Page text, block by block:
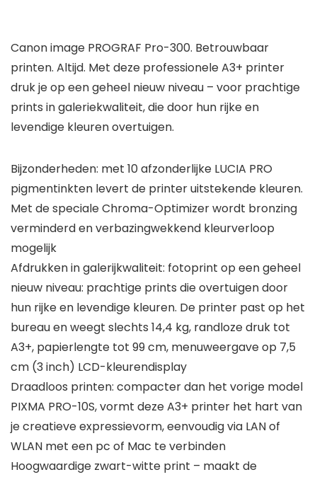
Canon image PROGRAF Pro-300. Betrouwbaar
printen. Altijd. Met deze professionele A3+ printer
druk je op een geheel nieuw niveau – voor prachtige
prints in galeriekwaliteit, die door hun rijke en
levendige kleuren overtuigen.
Bijzonderheden: met 10 afzonderlijke LUCIA PRO
pigmentinkten levert de printer uitstekende kleuren.
Met de speciale Chroma-Optimizer wordt bronzing
verminderd en verbazingwekkend kleurverloop
mogelijk
Afdrukken in galerijkwaliteit: fotoprint op een geheel
nieuw niveau: prachtige prints die overtuigen door
hun rijke en levendige kleuren. De printer past op het
bureau en weegt slechts 14,4 kg, randloze druk tot
A3+, papierlengte tot 99 cm, menuweergave op 7,5
cm (3 inch) LCD-kleurendisplay
Draadloos printen: compacter dan het vorige model
PIXMA PRO-10S, vormt deze A3+ printer het hart van
je creatieve expressievorm, eenvoudig via LAN of
WLAN met een pc of Mac te verbinden
Hoogwaardige zwart-witte print – maakt de